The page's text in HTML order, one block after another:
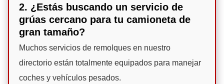
2. ¿Estás buscando un servicio de
grúas cercano para tu camioneta de
gran tamaño?
Muchos servicios de remolques en nuestro
directorio están totalmente equipados para manejar
coches y vehículos pesados.